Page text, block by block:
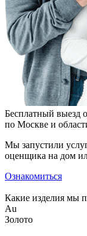
Бесплатный выезд
по Москве и
Мы запустили
оценщика на дом
Ознакомиться
Какие изделия мы
Au
Золото